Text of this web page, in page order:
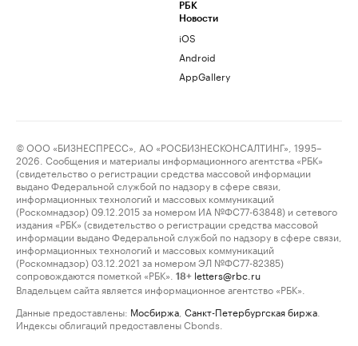
РБК
Новости
iOS
Android
AppGallery
© ООО «БИЗНЕСПРЕСС», АО «РОСБИЗНЕСКОНСАЛТИНГ», 1995–
2026. Сообщения и материалы информационного агентства «РБК»
(свидетельство о регистрации средства массовой информации
выдано Федеральной службой по надзору в сфере связи,
информационных технологий и массовых коммуникаций
(Роскомнадзор) 09.12.2015 за номером ИА №ФС77-63848) и сетевого
издания «РБК» (свидетельство о регистрации средства массовой
информации выдано Федеральной службой по надзору в сфере связи,
информационных технологий и массовых коммуникаций
(Роскомнадзор) 03.12.2021 за номером ЭЛ №ФС77-82385)
сопровождаются пометкой «РБК».
18+ letters@rbc.ru
Владельцем сайта является информационное агентство «РБК».
Данные предоставлены: Мосбиржа Санкт-Петербургская биржа
Индексы облигаций предоставлены Cbonds.